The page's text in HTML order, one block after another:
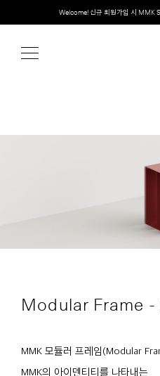
content
Welcome! 신규 회원가입 시 MMK
Modular Frame -
MMK 모듈러 프레임(Modular
MMK의 아이덴티티를 나타내는